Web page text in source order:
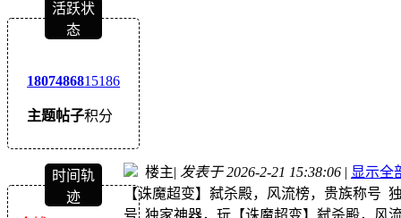
活跃状
态
1807
主题
4868
帖子
15186
积分
时间轨
迹
楼主| 发表于 2026-2-21 15:38:06 | 显示全
【诛魔超变】弑杀殿，风流榜，贵族称号
号 独家神器，玩【诛魔超变】弑杀殿，风